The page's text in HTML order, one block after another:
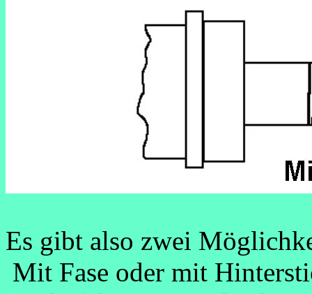
Es gibt also zwei
Mit Fase oder mit